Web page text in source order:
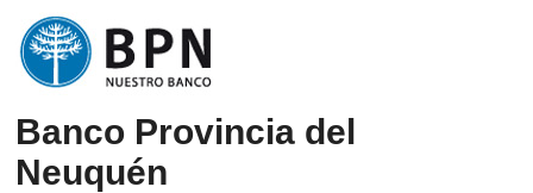
Banco Provincia del
Neuquén